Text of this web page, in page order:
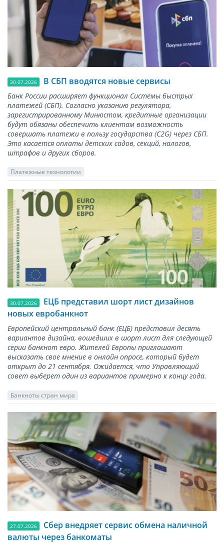
30.07.2026 В СБП вводятся новые сервисы
Банк России расширяет функционал Системы быстрых
платежей (СБП). Согласно указанию регулятора,
зарегистрированному Минюстом, кредитные организации
будут обязаны обеспечить клиентам возможность
совершать платежи в пользу государства (С2G) через СБП.
Это касается оплаты детских садов, секций, налогов,
штрафов и других сборов.
Платежные технологии
30.07.2026
ЕЦБ представил шорт лист дизайнов
новых евробанкнот
Европейский центральный банк (ЕЦБ) представил десять
вариантов дизайна, вошедших в шорт лист для следующей
серии банкнот евро. Жителей Европы приглашают
высказать свое мнение в онлайн опросе, который будет
открыт до 21 сентября. Ожидается, что Управляющий
совет выберет один из вариантов примерно к концу года.
Банкноты стран мира
27.07.2026
Сбер внедряет сервис обмена наличной
валюты через банкоматы